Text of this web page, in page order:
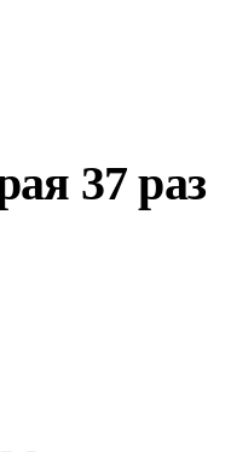
37 раз